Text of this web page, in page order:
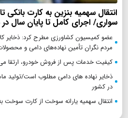
انتقال سهمیه بنزین به کارت بانکی
سواری/ اجرای کامل تا پایان سال در
عضو کمیسیون کشاورزی مطرح کرد: ذخایر
مردم نگران تأمین نهاده‌های دامی و
کیفیت خدمات پس از فروش خودرو، ارتقا
در کشور
انتقال سهمیه یارانه سوخت از کارت سوخت